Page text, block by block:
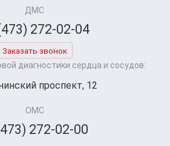
ДМС
272-02-04
Заказать звонок
диагностики сердца и сосудов:
проспект, 12
ОМС
272-02-00